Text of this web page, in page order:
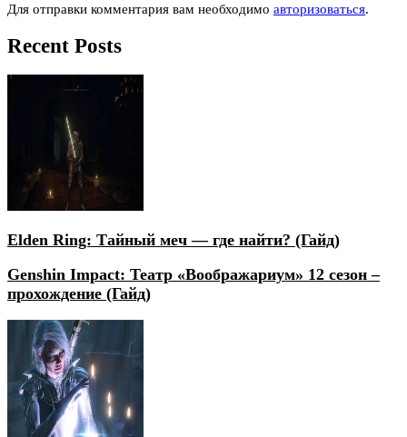
Для отправки комментария вам необходимо авторизоваться.
Recent Posts
Elden Ring: Тайный меч — где найти? (Гайд)
Genshin Impact: Театр «Воображариум» 12 сезон –
прохождение (Гайд)